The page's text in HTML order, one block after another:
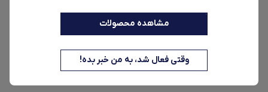
مشاهده محصولات
وقتی فعال شد، به من خبر بده!